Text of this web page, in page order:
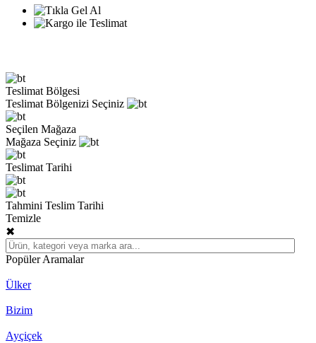
Teslimat Bölgesi
Teslimat Bölgenizi Seçiniz
Seçilen Mağaza
Mağaza Seçiniz
Teslimat Tarihi
Tahmini Teslim Tarihi
Temizle
✖
Popüler Aramalar
Ülker
Bizim
Ayçiçek